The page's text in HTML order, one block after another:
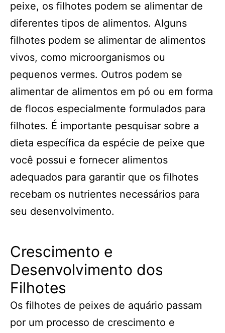
peixe, os filhotes podem se alimentar de
diferentes tipos de alimentos. Alguns
filhotes podem se alimentar de alimentos
vivos, como microorganismos ou
pequenos vermes. Outros podem se
alimentar de alimentos em pó ou em forma
de flocos especialmente formulados para
filhotes. É importante pesquisar sobre a
dieta específica da espécie de peixe que
você possui e fornecer alimentos
adequados para garantir que os filhotes
recebam os nutrientes necessários para
seu desenvolvimento.
Crescimento e
Desenvolvimento dos
Filhotes
Os filhotes de peixes de aquário passam
por um processo de crescimento e